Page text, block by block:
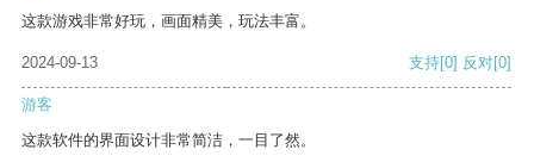
这款游戏非常好玩，画面精美，玩法丰富。
2024-09-13 支持[0] 反对[0]
游客
这款软件的界面设计非常简洁，一目了然。